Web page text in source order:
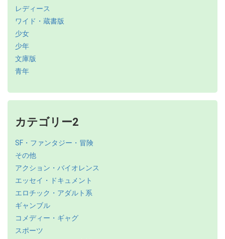
レディース
ワイド・蔵書版
少女
少年
文庫版
青年
カテゴリー2
SF・ファンタジー・冒険
その他
アクション・バイオレンス
エッセイ・ドキュメント
エロチック・アダルト系
ギャンブル
コメディー・ギャグ
スポーツ